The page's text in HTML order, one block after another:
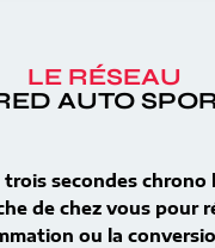
LE RÉSEAU
AUTO
trois secondes chrono
de chez vous pour
ou la